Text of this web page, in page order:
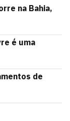
na Bahia,
é uma
de